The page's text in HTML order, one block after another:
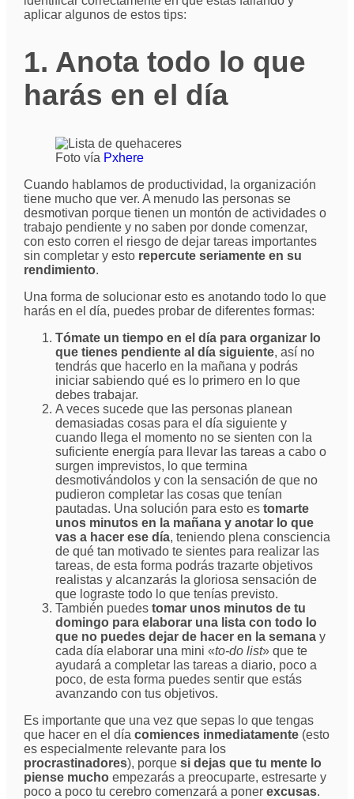
aplicar algunos de estos tips:
1. Anota todo lo que
harás en el día
Foto vía Pxhere
Cuando hablamos de productividad, la organización
tiene mucho que ver. A menudo las personas se
desmotivan porque tienen un montón de actividades o
trabajo pendiente y no saben por donde comenzar,
con esto corren el riesgo de dejar tareas importantes
sin completar y esto repercute seriamente en su
rendimiento.
Una forma de solucionar esto es anotando todo lo que
harás en el día, puedes probar de diferentes formas:
Tómate un tiempo en el día para organizar lo
que tienes pendiente al día siguiente, así no
tendrás que hacerlo en la mañana y podrás
iniciar sabiendo qué es lo primero en lo que
debes trabajar.
A veces sucede que las personas planean
demasiadas cosas para el día siguiente y
cuando llega el momento no se sienten con la
suficiente energía para llevar las tareas a cabo o
surgen imprevistos, lo que termina
desmotivándolos y con la sensación de que no
pudieron completar las cosas que tenían
pautadas. Una solución para esto es tomarte
unos minutos en la mañana y anotar lo que
vas a hacer ese día, teniendo plena consciencia
de qué tan motivado te sientes para realizar las
tareas, de esta forma podrás trazarte objetivos
realistas y alcanzarás la gloriosa sensación de
que lograste todo lo que tenías previsto.
También puedes tomar unos minutos de tu
domingo para elaborar una lista con todo lo
que no puedes dejar de hacer en la semanay
cada día elaborar una mini «to-do list» que te
ayudará a completar las tareas a diario, poco a
poco, de esta forma puedes sentir que estás
avanzando con tus objetivos.
Es importante que una vez que sepas lo que tengas
que hacer en el día comiences inmediatamente(esto
es especialmente relevante para los
procrastinadores), porque si dejas que tu mente lo
piense muchoempezarás a preocuparte, estresarte y
poco a poco tu cerebro comenzará a poner excusas.